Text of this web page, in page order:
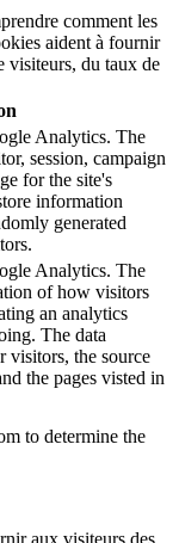
comment les
aident à fournir
visiteurs, du taux de
Analytics. The
session, campaign
for the site's
information
generated
Analytics. The
of how visitors
an analytics
The data
visitors, the source
the pages visted in
to determine the
aux visiteurs des